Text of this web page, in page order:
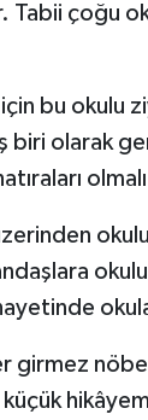
Tabii çoğu
bu okulu
biri olarak
girmez
küçük